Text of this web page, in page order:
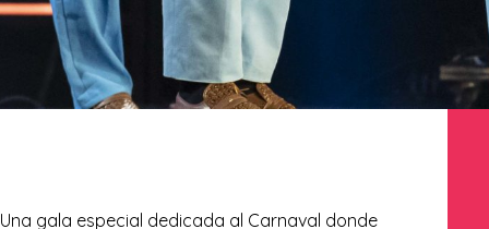
Una gala especial dedicada al Carnaval donde